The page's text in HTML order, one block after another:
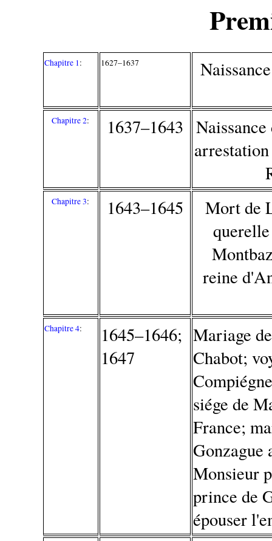
Chapitre 1 : 1627–1637
Chapitre 2: 1637–1643
Chapitre 3: 1643–1645
Mort de
reine
Chapitre 4:
1645–1646;
1647
Mariage
Chabot;
siége de
France;
Gonzague
Monsieur
prince de
épouser